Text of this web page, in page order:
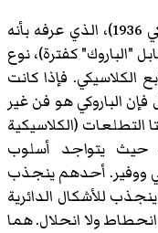
شهد على ذلك إيوخنيو دي أورز ( الباروكي 1936)، الذي عرفه بأنه
"الباروك" كفترة)، نوع
الكلاسيكي. فإذا كانت
الباروكي هو فن غير
التطلعات (الكلاسيكية
حيث يتواجد أسلوب
ووفير. أحدهم ينجذب
للأشكال الدائرية
ولا انحلال. هما